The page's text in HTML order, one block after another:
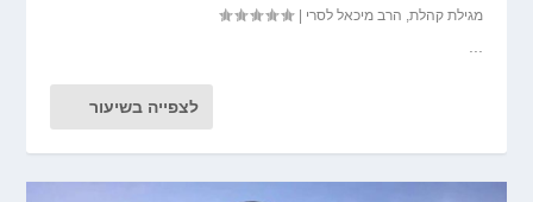
מגילת קהלת, הרב מיכאל לסרי |
לצפייה בשיעור